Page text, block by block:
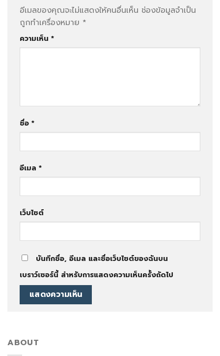
อีเมลของคุณจะไม่แสดงให้คนอื่นเห็น ช่องข้อมูลจำเป็น
ถูกทำเครื่องหมาย *
ความเห็น *
ชื่อ *
อีเมล *
เว็บไซต์
บันทึกชื่อ, อีเมล และชื่อเว็บไซต์ของฉันบน
เบราว์เซอร์นี้ สำหรับการแสดงความเห็นครั้งถัดไป
ABOUT